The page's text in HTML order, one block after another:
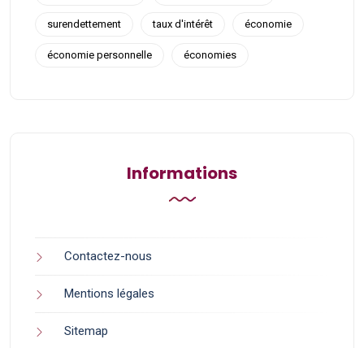
surendettement taux d'intérêt économie
économie personnelle économies
Informations
Contactez-nous
Mentions légales
Sitemap